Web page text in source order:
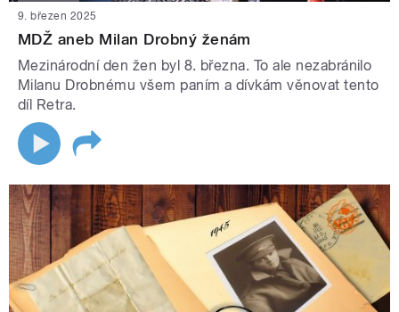
9. březen 2025
MDŽ aneb Milan Drobný ženám
Mezinárodní den žen byl 8. března. To ale nezabránilo
Milanu Drobnému všem paním a dívkám věnovat tento
díl Retra.